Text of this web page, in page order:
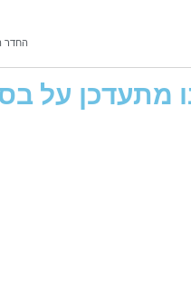
החדר
מתעדכן על